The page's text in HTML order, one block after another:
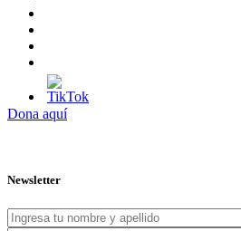
Dona aquí
Newsletter